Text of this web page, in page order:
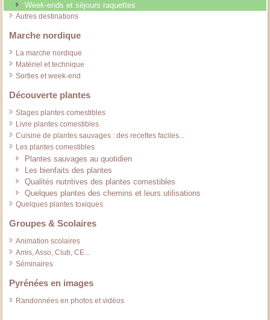
Week-ends et séjours raquettes
Autres destinations
Marche nordique
La marche nordique
Matériel et technique
Sorties et week-end
Découverte plantes
Stages plantes comestibles
Livre plantes comestibles
Cuisine de plantes sauvages : des recettes faciles...
Les plantes comestibles
Plantes sauvages au quotidien
Les bienfaits des plantes
Qualités nutritives des plantes comestibles
Quelques plantes des chemins et leurs utilisations
Quelques plantes toxiques
Groupes & Scolaires
Animation scolaires
Amis, Asso, Club, CE...
Séminaires
Pyrénées en images
Randonnées en photos et vidéos